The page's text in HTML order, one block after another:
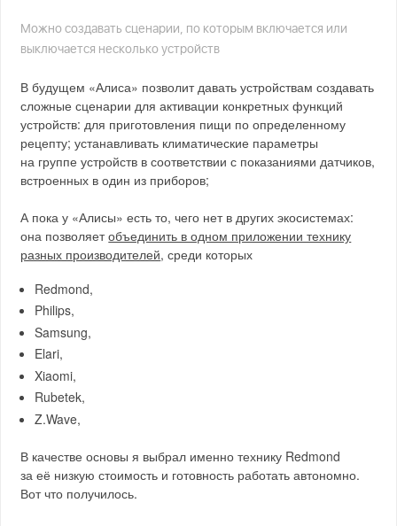
Можно создавать сценарии, по которым включается или
выключается несколько устройств
В будущем «Алиса» позволит давать устройствам создавать
сложные сценарии для активации конкретных функций
устройств: для приготовления пищи по определенному
рецепту; устанавливать климатические параметры
на группе устройств в соответствии с показаниями датчиков,
встроенных в один из приборов;
А пока у «Алисы» есть то, чего нет в других экосистемах:
она позволяетобъединить в одном приложении технику
разных производителей, среди которых
Redmond,
Philips,
Samsung,
Elari,
Xiaomi,
Rubetek,
Z.Wave,
В качестве основы я выбрал именно технику Redmond
за её низкую стоимость и готовность работать автономно.
Вот что получилось.